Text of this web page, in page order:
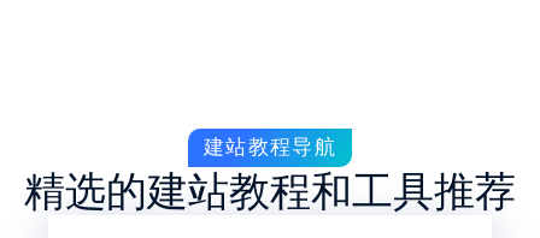
建站教程导航
精选的建站教程和工具推荐